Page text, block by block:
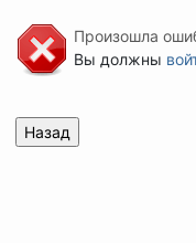
Произошла
Вы должны